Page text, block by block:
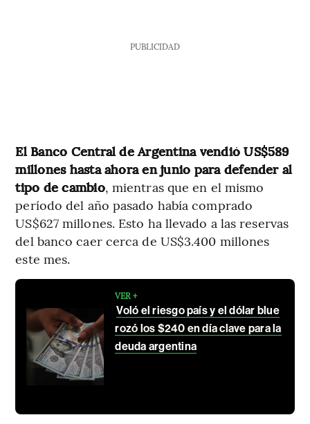
PUBLICIDAD
El Banco Central de Argentina vendió US$589
millones hasta ahora en junio para defender al
tipo de cambio, mientras que en el mismo
período del año pasado había comprado
US$627 millones. Esto ha llevado a las reservas
del banco caer cerca de US$3.400 millones
este mes.
VER +
Voló el riesgo país y el dólar blue
rozó los $240 en día clave para la
deuda argentina